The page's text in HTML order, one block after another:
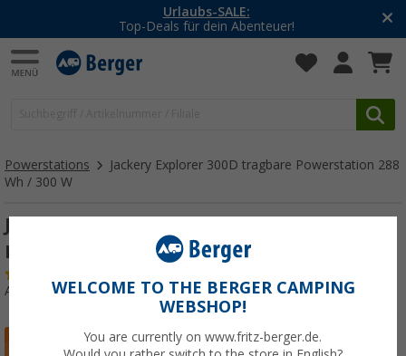
-20% auf Kleidung und Schuhe
Mit dem Aktionscode20SSV
Powerstations
Jackery Explorer 300D tragbare Powerstation 288
Wh / 300 W
Jackery Explorer 300D tragbare
Powerstation 288 Wh / 300 W
Art.-Nr.: 310041WELCOME TO THE BERGER CAMPING
WEBSHOP!
You are currently on www.fritz-berger.de.